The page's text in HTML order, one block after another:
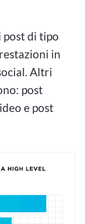
post di tipo
in
Altri
post
e post